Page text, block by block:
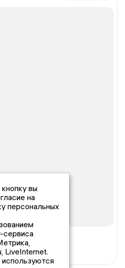
вы
на
персональных
сервиса
LiveInternet.